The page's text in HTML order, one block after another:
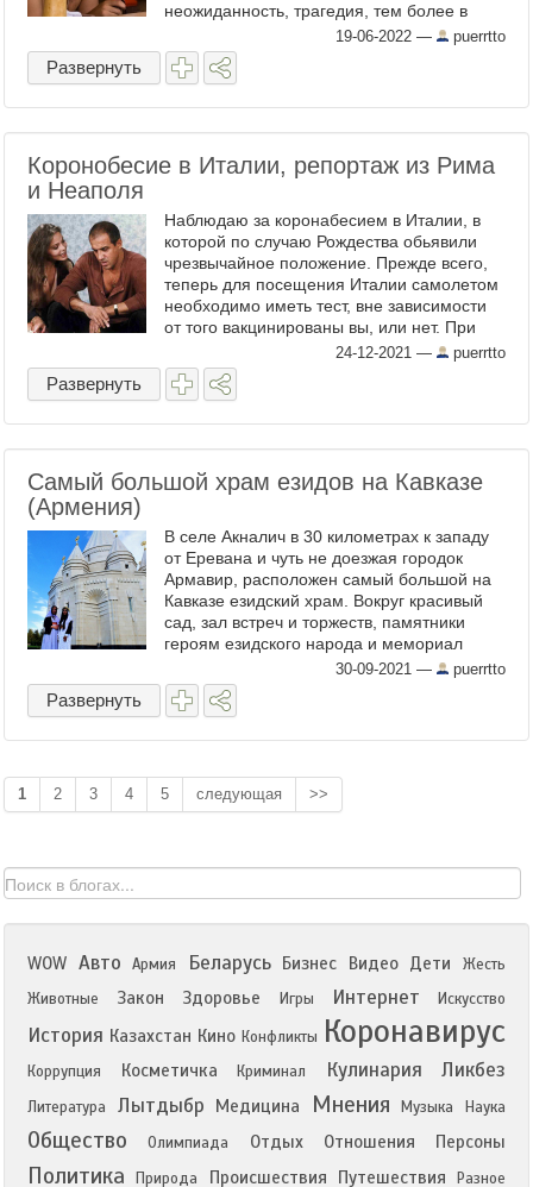
неожиданность, трагедия, тем более в
таком возрасте. Но давно зная этого парня
и его ...
19-06-2022 — puerrtto
Развернуть
Коронобесие в Италии, репортаж из Рима
и Неаполя
Наблюдаю за коронабесием в Италии, в
которой по случаю Рождества обьявили
чрезвычайное положение. Прежде всего,
теперь для посещения Италии самолетом
необходимо иметь тест, вне зависимости
от того вакцинированы вы, или нет. При
этом, если вы приезжаете в Италию по
суше (на машине, ...
24-12-2021 — puerrtto
Развернуть
Самый большой храм езидов на Кавказе
(Армения)
В селе Акналич в 30 километрах к западу
от Еревана и чуть не доезжая городок
Армавир, расположен самый большой на
Кавказе езидский храм. Вокруг красивый
сад, зал встреч и торжеств, памятники
героям езидского народа и мемориал
жертвам геноцида армян и езидов. Всего в
мире насчитывается ...
30-09-2021 — puerrtto
Развернуть
1 2 3 4 5 следующая >>
WOW Авто Армия Беларусь Бизнес Видео Дети
Жесть
Животные
Закон Здоровье Игры Интернет Искусство
История Казахстан Кино Конфликты Коронавирус
Коррупция Косметичка Криминал Кулинария Ликбез
Литература Лытдыбр Медицина Мнения Музыка Наука
Общество Олимпиада Отдых Отношения Персоны
Политика Природа Происшествия Путешествия Разное